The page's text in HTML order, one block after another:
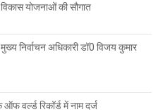
योजनाओं की सौगात
निर्वाचन अधिकारी डॉ0 विजय कुमार
वर्ल्ड रिकॉर्ड में नाम दर्ज